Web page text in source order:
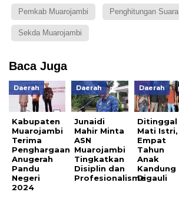
Pemkab Muarojambi Penghitungan Suara
Sekda Muarojambi
Baca Juga
Daerah
Kabupaten
Muarojambi
Terima
Penghargaan
Anugerah
Pandu
Negeri
2024
Daerah
Junaidi
Mahir Minta
ASN
Muarojambi
Tingkatkan
Disiplin dan
Profesionalisme
Daerah
Ditinggal
Mati Istri,
Empat
Tahun
Anak
Kandung
Digauli